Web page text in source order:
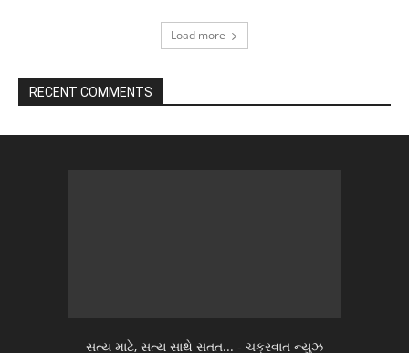
Load more
RECENT COMMENTS
સત્ય માટે, સત્ય સાથે સતત... - ચક્રવાત ન્યુઝ